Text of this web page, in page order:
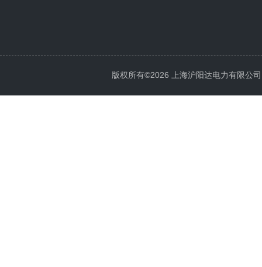
版权所有©2026 上海沪阳达电力有限公